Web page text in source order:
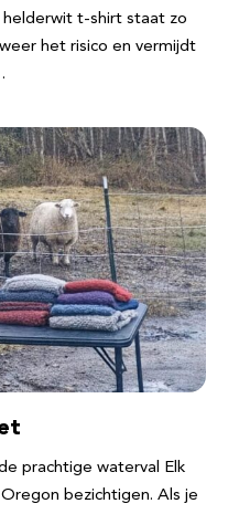
helderwit t-shirt staat zo
het risico en vermijdt
prachtige waterval Elk
bezichtigen. Als je